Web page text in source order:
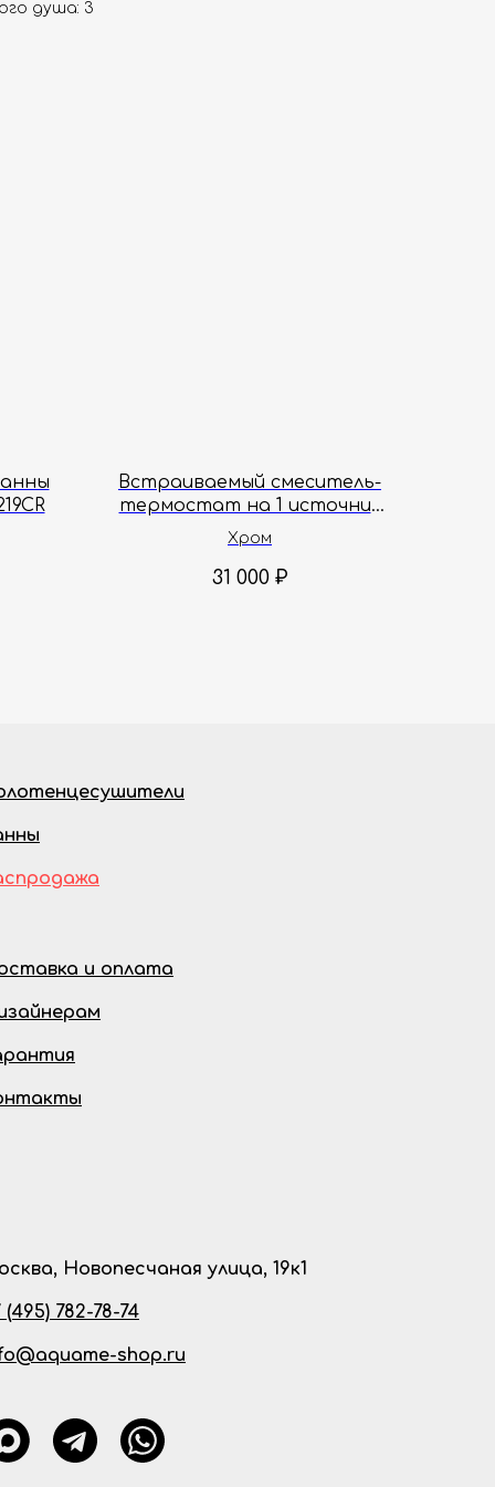
душа: 3
Встраиваемый смеситель-
термостат на 1 источник
AQUAme AQM8810CR с
регулировкой напора
Хром
31 000 ₽
и оплата
Новопесчаная улица, 19к1
(495) 782-78-74
shop.ru